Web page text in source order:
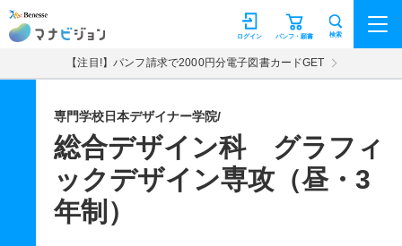
マナビジョン パンフ・願書
ログイン 検索
【注目!】パンフ請求で2000円分電子図書カードGET
専門学校日本デザイナー学院/
総合デザイン科 グラフィ
ックデザイン専攻（昼・3
年制）